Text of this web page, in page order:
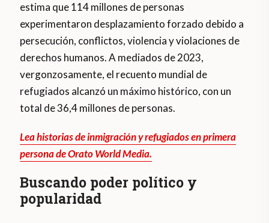
estima que 114 millones de personas
experimentaron desplazamiento forzado debido a
persecución, conflictos, violencia y violaciones de
derechos humanos. A mediados de 2023,
vergonzosamente, el recuento mundial de
refugiados alcanzó un máximo histórico, con un
total de 36,4 millones de personas.
Lea historias de inmigración y refugiados en primera
persona de Orato World Media.
Buscando poder político y
popularidad